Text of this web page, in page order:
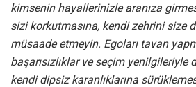
kimsenin hayallerinizle aranıza
sizi korkutmasına, kendi zehrini size
müsaade etmeyin. Egoları tavan
başarısızlıklar ve seçim
kendi dipsiz karanlıklarına